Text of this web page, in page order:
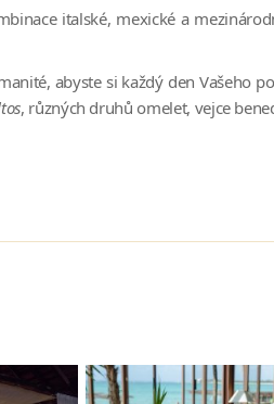
italské, mexické a
abyste si každý den
, různých druhů omelet, vejce